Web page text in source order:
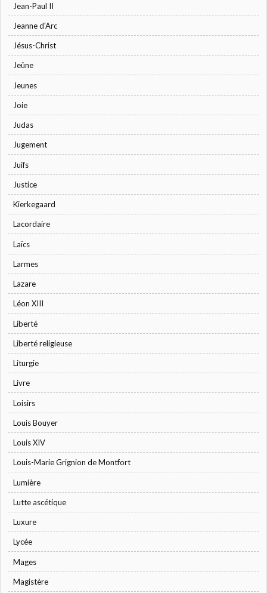
Jean-Paul II
Jeanne d'Arc
Jésus-Christ
Jeûne
Jeunes
Joie
Judas
Jugement
Juifs
Justice
Kierkegaard
Lacordaire
Laïcs
Larmes
Lazare
Léon XIII
Liberté
Liberté religieuse
Liturgie
Livre
Loisirs
Louis Bouyer
Louis XIV
Louis-Marie Grignion de Montfort
Lumière
Lutte ascétique
Luxure
Lycée
Mages
Magistère